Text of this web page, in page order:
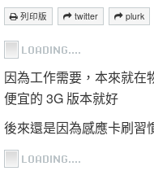
列印版 twitter plurk
因為工作需要，本來就在
便宜的 3G 版本就好
後來還是因為感應卡刷習